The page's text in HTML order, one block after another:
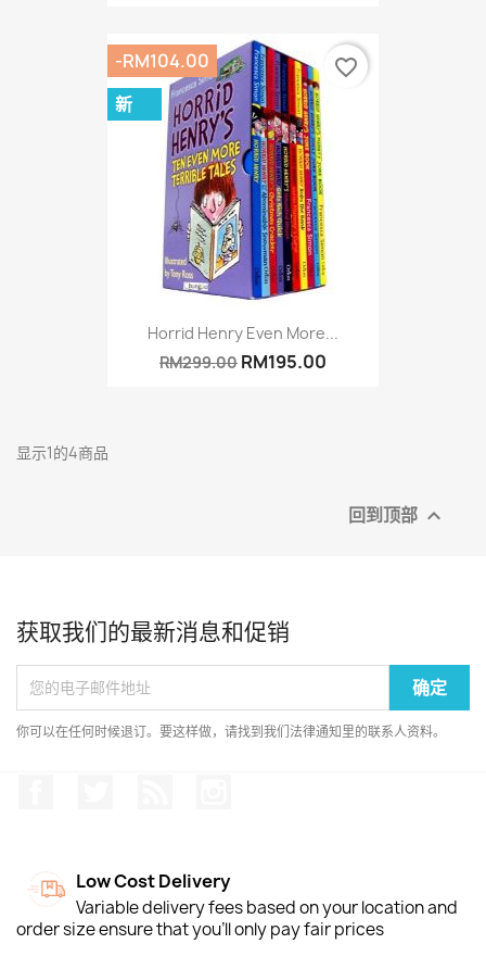
Horrid Henry Even More...
RM299.00 RM195.00
-RM104.00
新
favorite_border
显示1的4商品
回到顶部 
获取我们的最新消息和促销
你可以在任何时候退订。要这样做，请找到我们法律通知里的联系人资料。
Low Cost Delivery
Variable delivery fees based on your location and
order size ensure that you'll only pay fair prices